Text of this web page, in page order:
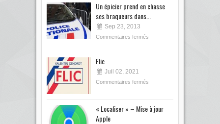
Un épicier prend en chasse
ses braqueurs dans...
Sep 23, 2013
Commentaires fermés
Flic
Juil 02, 2021
Commentaires fermés
« Localiser » – Mise à jour
Apple